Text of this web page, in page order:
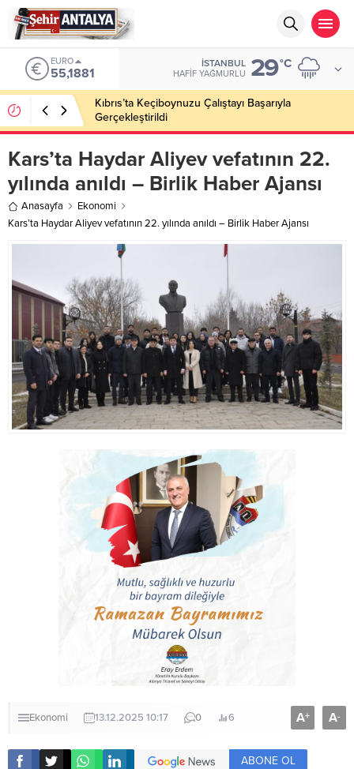
EURO
55,1881
İSTANBUL
HAFIF YAĞMURLU 29°C
Kıbrıs’ta Keçiboynuzu Çalıştayı Başarıyla
Gerçekleştirildi
Kars’ta Haydar Aliyev vefatının 22.
yılında anıldı – Birlik Haber Ajansı
Anasayfa
Ekonomi
Kars’ta Haydar Aliyev vefatının 22. yılında anıldı – Birlik Haber Ajansı
Ekonomi 13.12.2025 10:17 0 6 A+ A-
ABONE OL